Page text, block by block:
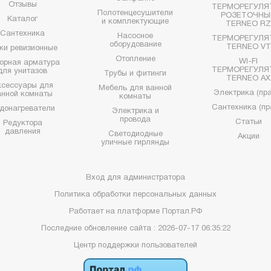
Отзывы
Каталог
Сантехника
ревизионные
арматура
унитазов
для
комнаты
Редуктора
давления
Полотенцесушители
и комплектующие
Насосное
оборудование
Отопление
Трубы и фитинги
Мебель для ванной
комнаты
Электрика и
провода
Светодиодные
уличные гирлянды
TERNEO RZ
TERNEO VT
WI-FI
TERNEO AX
Электрика
Сантехника
Статьи
Акции
Вход для администратора
Политика обработки персональных данных
Работает на платформе Портал.РФ
Последние обновление сайта : 2026-07-17 06:35:22
Центр поддержки пользователей